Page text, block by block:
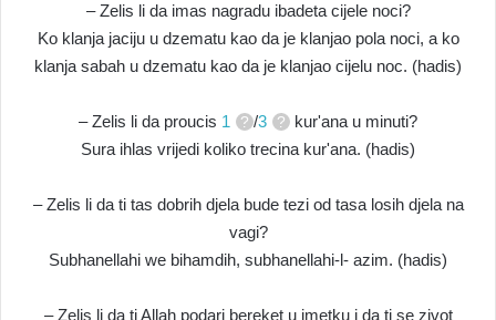
– Zelis li da imas nagradu ibadeta cijele noci?
Ko klanja jaciju u dzematu kao da je klanjao pola noci, a ko
klanja sabah u dzematu kao da je klanjao cijelu noc. (hadis)
– Zelis li da proucis 1 /3
kur'ana u minuti?
Sura ihlas vrijedi koliko trecina kur'ana. (hadis)
– Zelis li da ti tas dobrih djela bude tezi od tasa losih djela na
vagi?
Subhanellahi we bihamdih, subhanellahi-l- azim. (hadis)
– Zelis li da ti Allah podari bereket u imetku i da ti se zivot